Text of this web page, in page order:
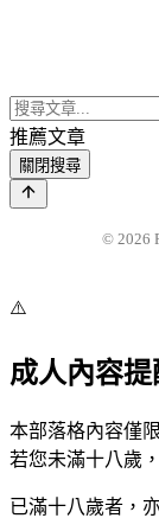
推薦文章
關閉搜尋
© 2026
⚠️
成人內容提
本部落格內容僅
若您未滿十八歲
已滿十八歲者，